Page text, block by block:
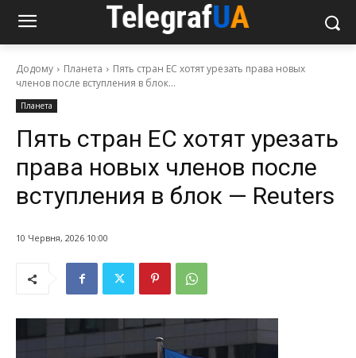
Додому Планета
Пять стран ЕС хотят урезать права новых
членов после вступления в блок...
Планета
Пять стран ЕС хотят урезать
права новых членов после
вступления в блок — Reuters
10 Червня, 2026 10:00